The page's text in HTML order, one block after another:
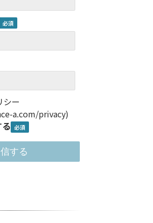
シー
a.com/privacy)